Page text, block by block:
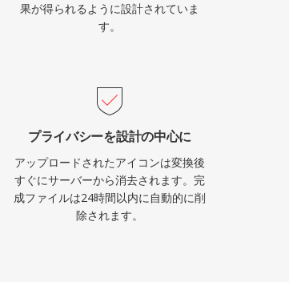
果が得られるように設計されていま
す。
プライバシーを設計の中心に
アップロードされたアイコンは変換後
すぐにサーバーから消去されます。完
成ファイルは24時間以内に自動的に削
除されます。